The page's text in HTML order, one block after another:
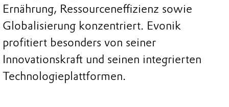
Ernährung, Ressourceneffizienz sowie
Globalisierung konzentriert. Evonik
profitiert besonders von seiner
Innovationskraft und seinen integrierten
Technologieplattformen.